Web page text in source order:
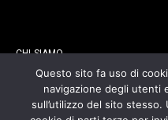
CHI SIAMO
CONTATTI
Questo sito fa uso di
navigazione degli utenti
sull’utilizzo del sito